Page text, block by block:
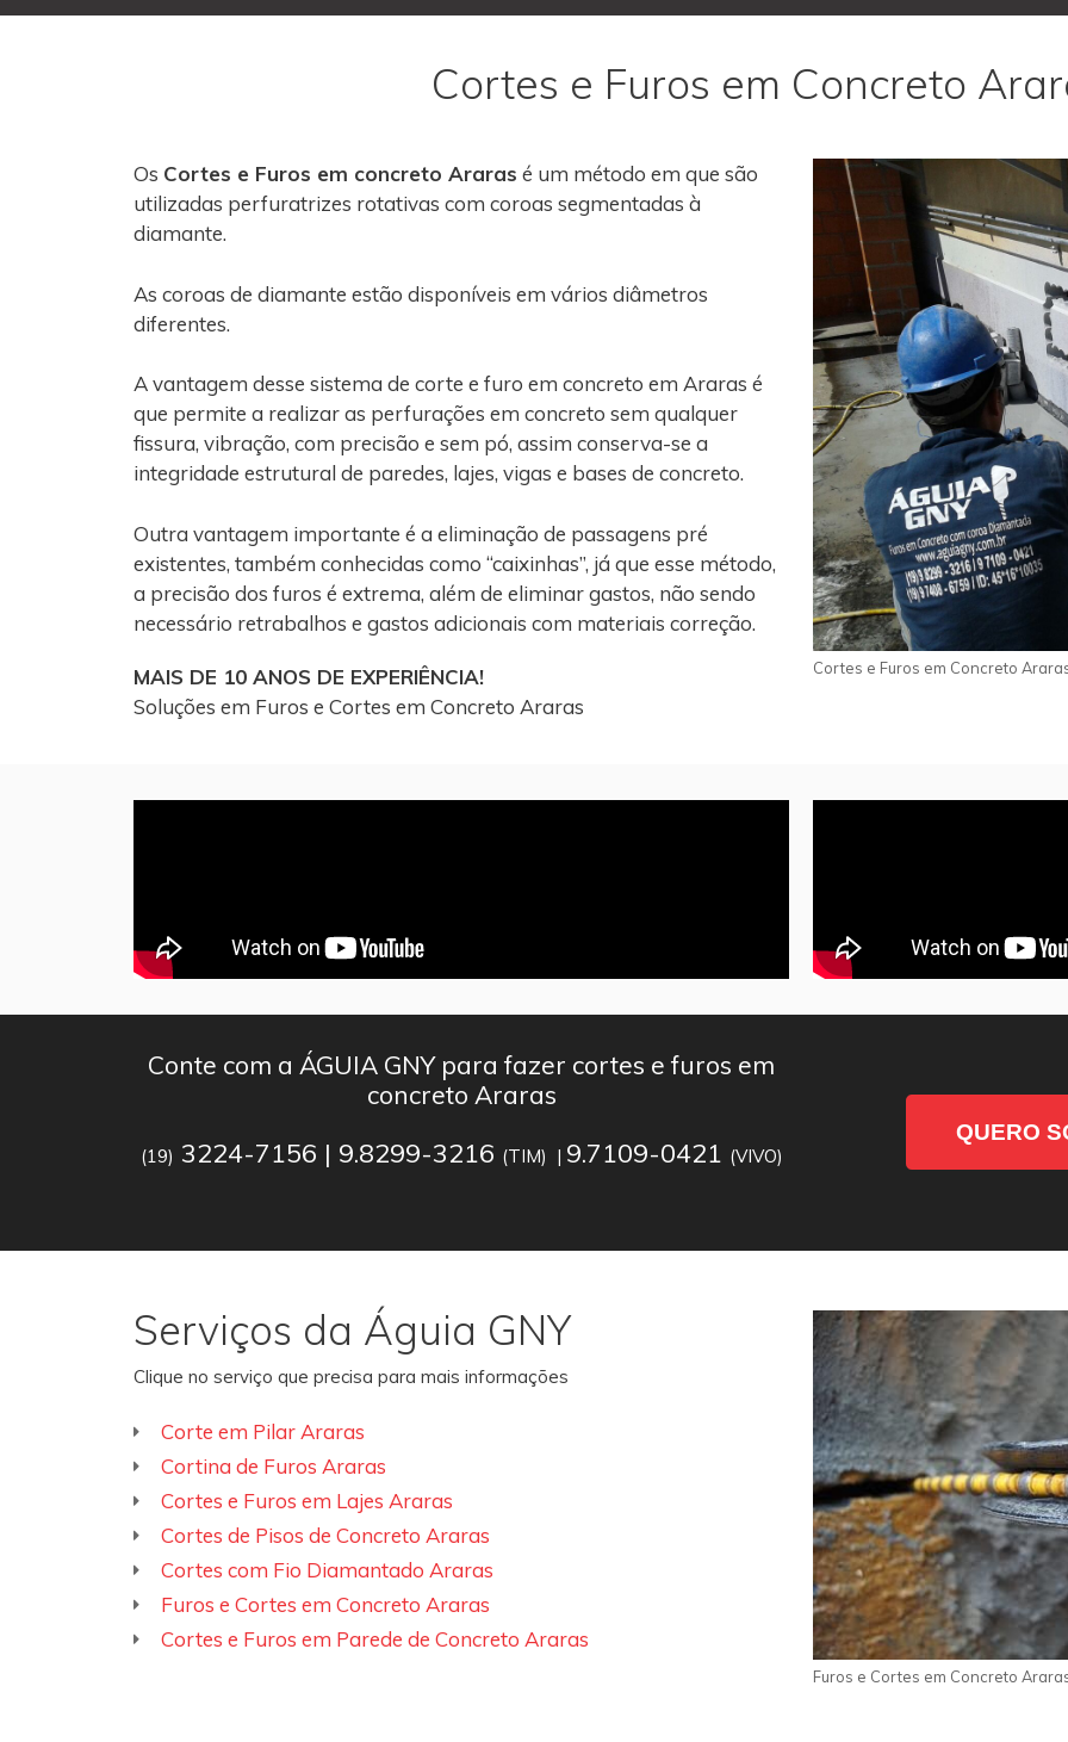
Cortes e Furos em Concreto
Os Cortes e Furos em concreto Araras é um método em que são
utilizadas perfuratrizes rotativas com coroas segmentadas à
diamante.
As coroas de diamante estão disponíveis em vários diâmetros
diferentes.
A vantagem desse sistema de corte e furo em concreto em Araras é
que permite a realizar as perfurações em concreto sem qualquer
fissura, vibração, com precisão e sem pó, assim conserva-se a
integridade estrutural de paredes, lajes, vigas e bases de concreto.
Outra vantagem importante é a eliminação de passagens pré
existentes, também conhecidas como “caixinhas”, já que esse método,
a precisão dos furos é extrema, além de eliminar gastos, não sendo
necessário retrabalhos e gastos adicionais com materiais correção.
MAIS DE 10 ANOS DE EXPERIÊNCIA!
Soluções em Furos e Cortes em Concreto Araras
Cortes e Furos em Concreto
Conte com a ÁGUIA GNY para fazer cortes e furos em
concreto Araras
(19) 3224-7156 | 9.8299-3216 (TIM) | 9.7109-0421 (VIVO)
QUERO
Serviços da Águia GNY
Clique no serviço que precisa para mais informações
Corte em Pilar Araras
Cortina de Furos Araras
Cortes e Furos em Lajes Araras
Cortes de Pisos de Concreto Araras
Cortes com Fio Diamantado Araras
Furos e Cortes em Concreto Araras
Cortes e Furos em Parede de Concreto Araras
Furos e Cortes em Concreto